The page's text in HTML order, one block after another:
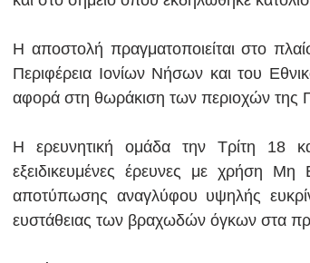
Η αποστολή πραγματοποιείται στο
Περιφέρεια Ιονίων Νήσων και του
αφορά στη θωράκιση των περιοχών της
Η ερευνητική ομάδα την Τρίτη 18
εξειδικευμένες έρευνες με χρήση
αποτύπωσης αναγλύφου υψηλής
ευστάθειας των βραχωδών όγκων στα